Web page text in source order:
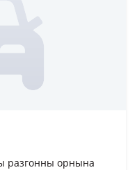
разгонны орнына